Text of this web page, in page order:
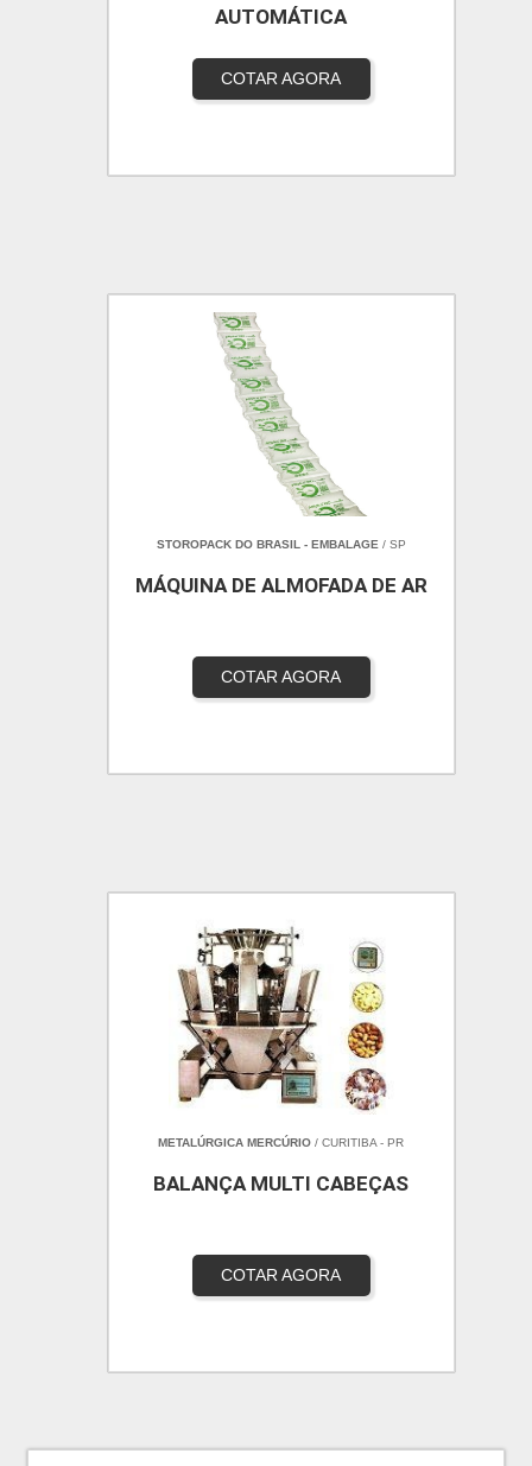
AUTOMÁTICA
COTAR AGORA
STOROPACK DO BRASIL - EMBALAGE / SP
MÁQUINA DE ALMOFADA DE AR
COTAR AGORA
METALÚRGICA MERCÚRIO / CURITIBA - PR
BALANÇA MULTI CABEÇAS
COTAR AGORA